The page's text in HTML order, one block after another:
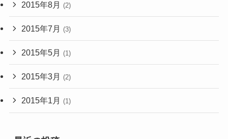
2015年8月 (2)
2015年7月 (3)
2015年5月 (1)
2015年3月 (2)
2015年1月 (1)